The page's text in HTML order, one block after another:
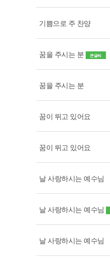
기쁨으로 주 찬양
꿈을 주시는 분 큰글씨
꿈을 주시는 분
꿈이 뛰고 있어요
꿈이 뛰고 있어요
날 사랑하시는 예수님
날 사랑하시는 예수님
날 사랑하시는 예수님